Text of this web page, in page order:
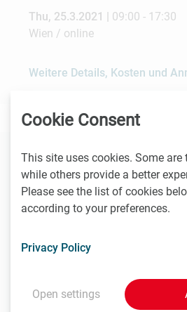
Thu, 25.3.2021 | 09:00 - 17:30
Wien / online
Weitere Details, Kosten und
You might also be
events
27.8.2026
Pharmig Academy: Kostenlose
Cookie Consent
This site uses cookies. Some are
while others provide a better
Please see the list of cookies
according to your preferences.
Privacy Policy
Open settings